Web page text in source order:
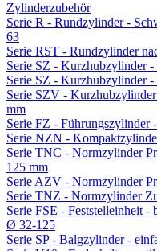
Zylinderzubehör
Serie R - Rundzylinder -
63
Serie RST - Rundzylinder
Serie SZ - Kurzhubzylinder
Serie SZ - Kurzhubzylinder
Serie SZV -
mm
Serie FZ -
Serie NZN -
Serie TNC - Normzylinder
125 mm
Serie AZV - Normzylinder
Serie TNZ - Normzylinder
Serie FSE - Feststelleinheit
Ø 32-125
Serie SP - Balgzylinder -